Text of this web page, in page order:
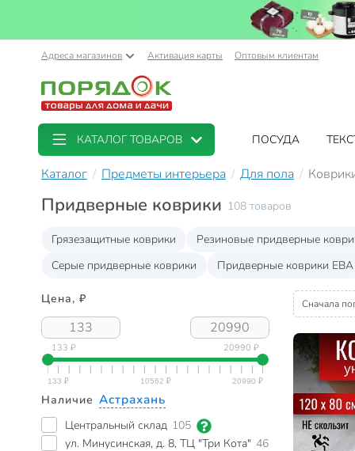
Адреса магазинов Активация карты Оптовым клиентам
КАТАЛОГ ТОВАРОВ ПОСУДА
Каталог Предметы интерьера Для пола
Придверные коврики 108 товаров
Грязезащитные коврики Резиновые придверные
Серые придверные коврики
Придверные коврики ЕВА
Цена, ₽
133 ₽ 20990 ₽
Наличие Астрахань
Центральный склад 105
ул. Минусинская, д. 8, ТЦ "Три Кота" 46
Сначала